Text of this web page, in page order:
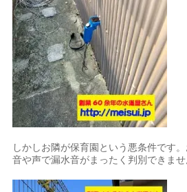
しかしお隣が保育園という悪条件です
音や声で漏水音がまったく判別できませ